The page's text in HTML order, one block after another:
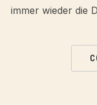
immer wieder die